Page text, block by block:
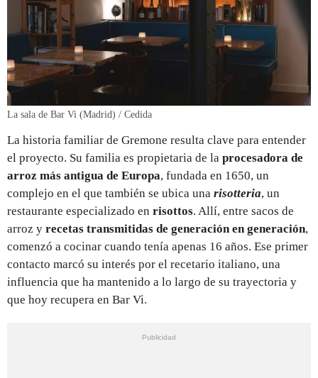
La sala de Bar Vi (Madrid) / Cedida
La historia familiar de Gremone resulta clave para entender
el proyecto. Su familia es propietaria de la procesadora de
arroz más antigua de Europa, fundada en 1650, un
complejo en el que también se ubica una risotteria, un
restaurante especializado en risottos. Allí, entre sacos de
arroz y recetas transmitidas de generación en generación,
comenzó a cocinar cuando tenía apenas 16 años. Ese primer
contacto marcó su interés por el recetario italiano, una
influencia que ha mantenido a lo largo de su trayectoria y
que hoy recupera en Bar Vi.